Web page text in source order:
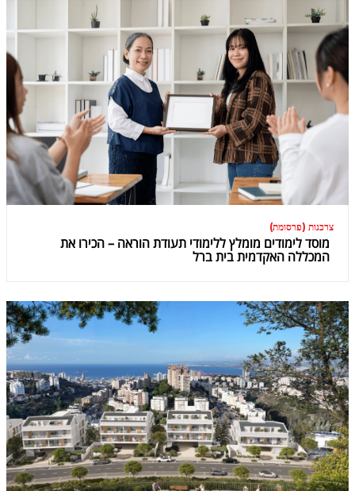
צרכנות (פרסומת)
מוסד לימודים מומלץ ללימודי תעודת הוראה – הכירו את
המכללה האקדמית בית ברל